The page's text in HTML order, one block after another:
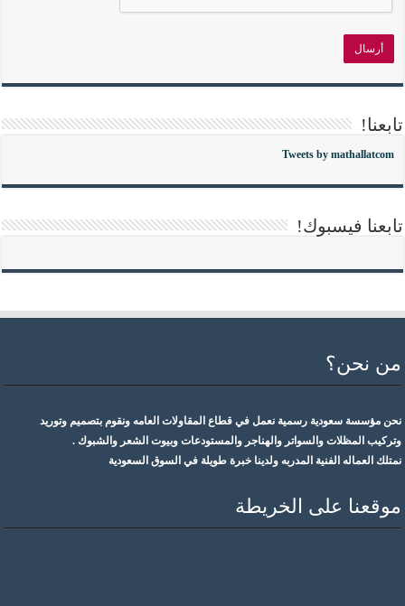
تابعنا!
Tweets by mathallatcom
تابعنا فيسبوك!
من نحن؟
نحن مؤسسة سعودية رسمية نعمل في قطاع المقاولات العامه ونقوم بتصميم وتوريد
وتركيب المظلات والسواتر والهناجر والمستودعات وبيوت الشعر والشبوك .
نمتلك العماله الفنية المدربه ولدينا خبرة طويلة في السوق السعودية
موقعنا على الخريطة